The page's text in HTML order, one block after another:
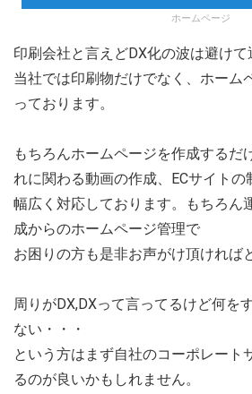
ホームページ
印刷会社と言えどDX化の波は避けて
当社では印刷物だけでなく、ホーム
っております。
もちろんホームページを作成するだ
れに関わる動画の作成、ECサイトの
幅広く対応しております。もちろん
成からのホームページ管理で
お困りの方も是非お声がけ頂ければ
周りがDX,DXって言ってるけど何を
ない・・・
という方はまず自社のコーポレート
るのが良いかもしれません。